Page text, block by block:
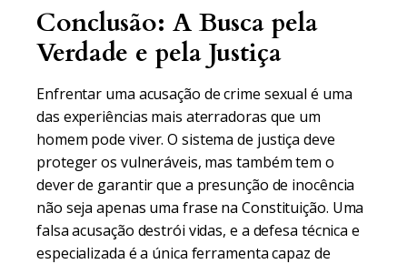
Conclusão: A Busca pela
Verdade e pela Justiça
Enfrentar uma acusação de crime sexual é uma
das experiências mais aterradoras que um
homem pode viver. O sistema de justiça deve
proteger os vulneráveis, mas também tem o
dever de garantir que a presunção de inocência
não seja apenas uma frase na Constituição. Uma
falsa acusação destrói vidas, e a defesa técnica e
especializada é a única ferramenta capaz de